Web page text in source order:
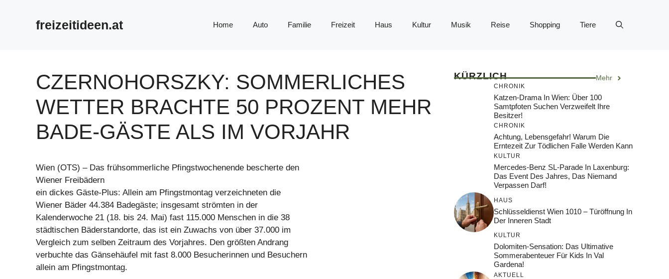
freizeitideen.at Home Auto Familie Freizeit Haus Kultur Musik Reise Shopping Tiere
CZERNOHORSZKY: SOMMERLICHES
WETTER BRACHTE 50 PROZENT MEHR
BADE-GÄSTE ALS IM VORJAHR
Wien (OTS) – Das frühsommerliche Pfingstwochenende bescherte den
Wiener Freibädern
ein dickes Gäste-Plus: Allein am Pfingstmontag verzeichneten die
Wiener Bäder 44.384 Badegäste; insgesamt strömten in der
Kalenderwoche 21 (18. bis 24. Mai) fast 115.000 Menschen in die 38
städtischen Bäderstandorte, das ist ein Zuwachs von über 37.000 im
Vergleich zum selben Zeitraum des Vorjahres. Den größten Andrang
verbuchte das Gänsehäufel mit fast 8.000 Besucherinnen und Besuchern
allein am Pfingstmontag.
KÜRZLICH Mehr
CHRONIK
Katzen-Drama In Wien: Über 100
Samtpfoten Suchen Verzweifelt Ihre
Besitzer!
CHRONIK
Achtung, Lebensgefahr! Warum Die
Erntezeit Zur Tödlichen Falle Werden Kann
KULTUR
Mercedes-Benz SL-Parade In Laxenburg:
Das Event Des Jahres, Das Niemand
Verpassen Darf!
HAUS
Schlüsseldienst Wien 1010 – Türöffnung In
Der Inneren Stadt
KULTUR
Dolomiten-Sensation: Das Ultimative
Sommerabenteuer Für Kids In Val
Gardena!
AKTUELL